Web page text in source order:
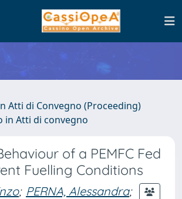
Atti di Convegno (Proceeding)
in Atti di convegno
of a PEMFC Fed
Fuelling Conditions
; PERNA, Alessandra;